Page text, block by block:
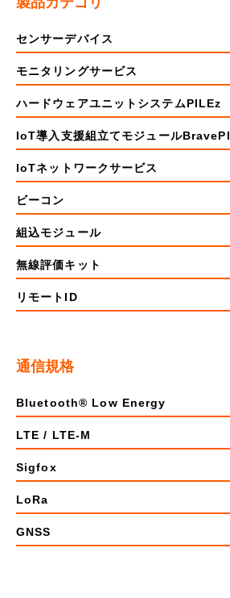
センサーデバイス
モニタリングサービス
ハードウェアユニットシステムPILEz
IoT導入支援組立てモジュールBravePI
IoTネットワークサービス
ビーコン
組込モジュール
無線評価キット
リモートID
通信規格
Bluetooth® Low Energy
LTE / LTE-M
Sigfox
LoRa
GNSS